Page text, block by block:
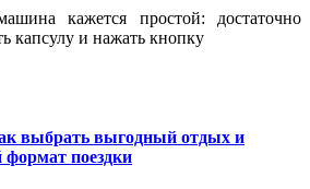
кажется простой: достаточно
капсулу и нажать кнопку
выбрать выгодный отдых и
формат поездки